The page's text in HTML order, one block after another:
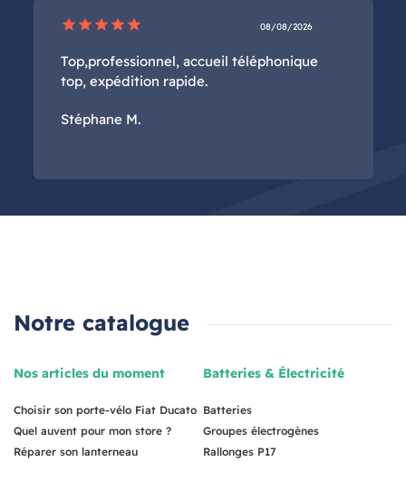
star star star star star 08/08/2026
Top,professionnel, accueil téléphonique
top, expédition rapide.
Stéphane M.
Notre catalogue
Nos articles du moment
Choisir son porte-vélo Fiat Ducato
Quel auvent pour mon store ?
Réparer son lanterneau
Batteries & Électricité
Batteries
Groupes électrogènes
Rallonges P17